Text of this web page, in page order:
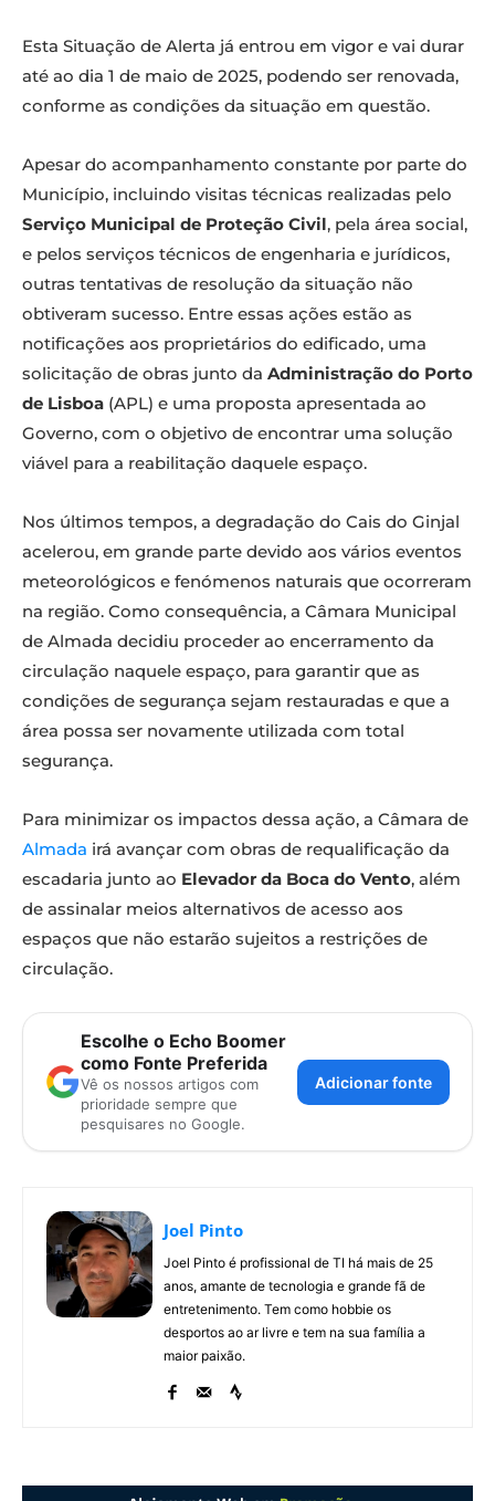
Esta Situação de Alerta já entrou em vigor e vai durar
até ao dia 1 de maio de 2025, podendo ser renovada,
conforme as condições da situação em questão.
Apesar do acompanhamento constante por parte do
Município, incluindo visitas técnicas realizadas pelo
Serviço Municipal de Proteção Civil, pela área social,
e pelos serviços técnicos de engenharia e jurídicos,
outras tentativas de resolução da situação não
obtiveram sucesso. Entre essas ações estão as
notificações aos proprietários do edificado, uma
solicitação de obras junto da Administração do Porto
de Lisboa (APL) e uma proposta apresentada ao
Governo, com o objetivo de encontrar uma solução
viável para a reabilitação daquele espaço.
Nos últimos tempos, a degradação do Cais do Ginjal
acelerou, em grande parte devido aos vários eventos
meteorológicos e fenómenos naturais que ocorreram
na região. Como consequência, a Câmara Municipal
de Almada decidiu proceder ao encerramento da
circulação naquele espaço, para garantir que as
condições de segurança sejam restauradas e que a
área possa ser novamente utilizada com total
segurança.
Para minimizar os impactos dessa ação, a Câmara de
Almada irá avançar com obras de requalificação da
escadaria junto ao Elevador da Boca do Vento, além
de assinalar meios alternativos de acesso aos
espaços que não estarão sujeitos a restrições de
circulação.
Escolhe o Echo Boomer
como Fonte Preferida
Vê os nossos artigos com
prioridade sempre que
pesquisares no Google.
Adicionar fonte
Joel Pinto
Joel Pinto é profissional de TI há mais de 25
anos, amante de tecnologia e grande fã de
entretenimento. Tem como hobbie os
desportos ao ar livre e tem na sua família a
maior paixão.